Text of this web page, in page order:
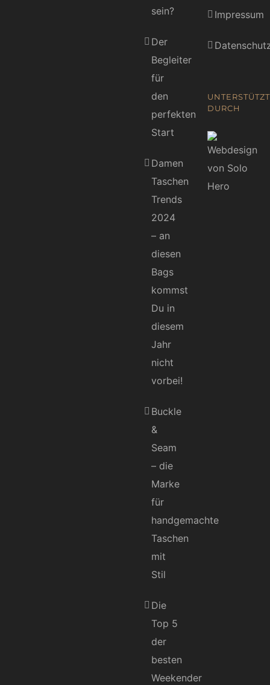
sein?
Der
Begleiter
für
den
perfekten
Start
Damen
Taschen
Trends
2024
– an
diesen
Bags
kommst
Du in
diesem
Jahr
nicht
vorbei!
Buckle
&
Seam
– die
Marke
für
handgemachte
Taschen
mit
Stil
Die
Top 5
der
besten
Weekender
Impressum
UNTERSTÜTZT
DURCH